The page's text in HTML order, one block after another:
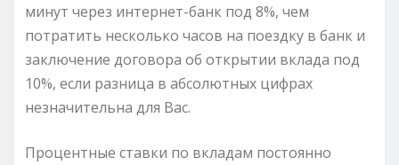
минут через интернет-банк под 8%, чем
потратить несколько часов на поездку в банк и
заключение договора об открытии вклада под
10%, если разница в абсолютных цифрах
незначительна для Вас.
Процентные ставки по вкладам постоянно